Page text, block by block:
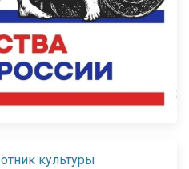
культуры